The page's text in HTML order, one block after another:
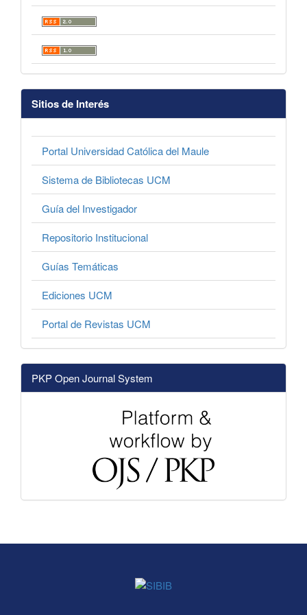
Sitios de Interés
Portal Universidad Católica del Maule
Sistema de Bibliotecas UCM
Guía del Investigador
Repositorio Institucional
Guías Temáticas
Ediciones UCM
Portal de Revistas UCM
PKP Open Journal System